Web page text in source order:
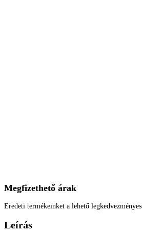
Megfizethető árak
Eredeti termékeinket a lehető
Leírás